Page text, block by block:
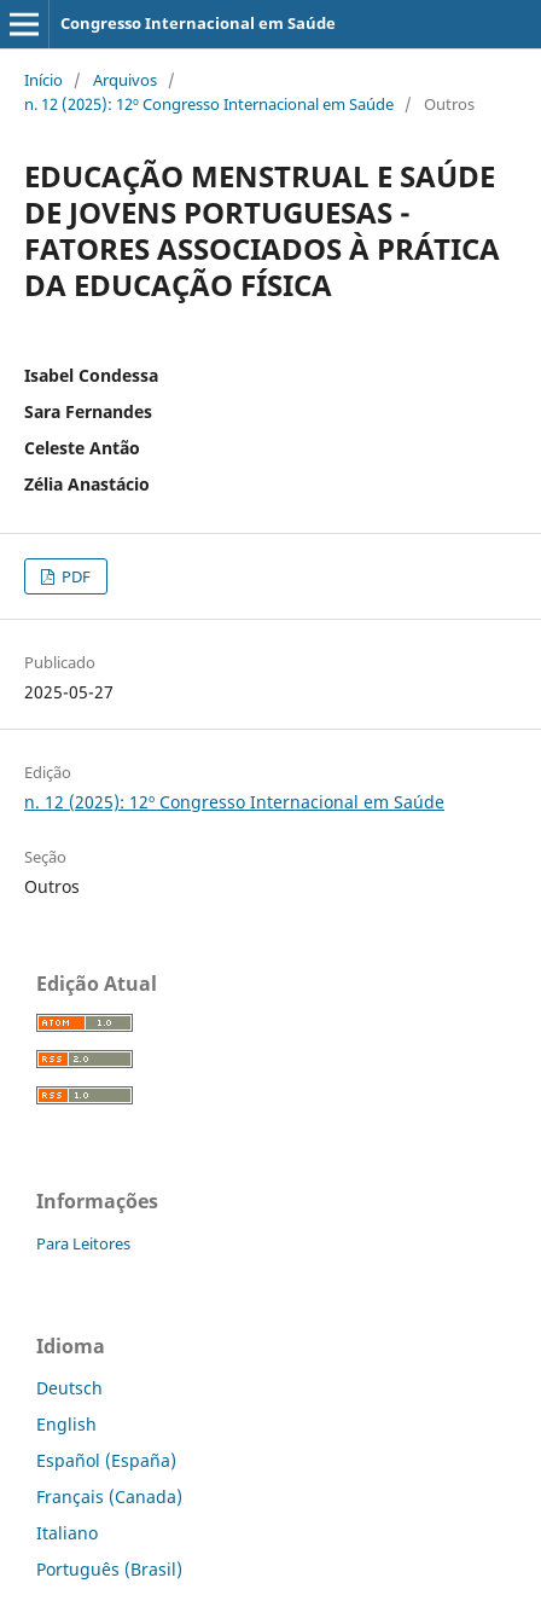
Congresso Internacional em Saúde
Início / Arquivos /
n. 12 (2025): 12º Congresso Internacional em Saúde / Outros
EDUCAÇÃO MENSTRUAL E SAÚDE
DE JOVENS PORTUGUESAS -
FATORES ASSOCIADOS À PRÁTICA
DA EDUCAÇÃO FÍSICA
Isabel Condessa
Sara Fernandes
Celeste Antão
Zélia Anastácio
PDF
Publicado
2025-05-27
Edição
n. 12 (2025): 12º Congresso Internacional em Saúde
Seção
Outros
Edição Atual
Informações
Para Leitores
Idioma
Deutsch
English
Español (España)
Français (Canada)
Italiano
Português (Brasil)